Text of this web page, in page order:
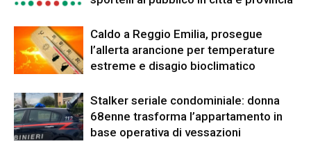
Caldo a Reggio Emilia, prosegue
l’allerta arancione per temperature
estreme e disagio bioclimatico
Stalker seriale condominiale: donna
68enne trasforma l’appartamento in
base operativa di vessazioni